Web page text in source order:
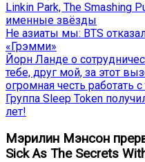
Linkin Park, The Smashing
именные звёзды
Не азиаты мы: BTS
«Грэмми»
Йорн Ланде о
тебе, друг мой, за этот
огромная честь работать
Группа Sleep Token
лет!
Мэрилин Мэнсон
Sick As The Secrets